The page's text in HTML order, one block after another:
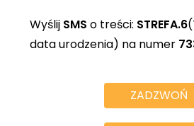
Wyślij SMS o treści: STREFA.6
data urodzenia) na numer
ZADZWOŃ